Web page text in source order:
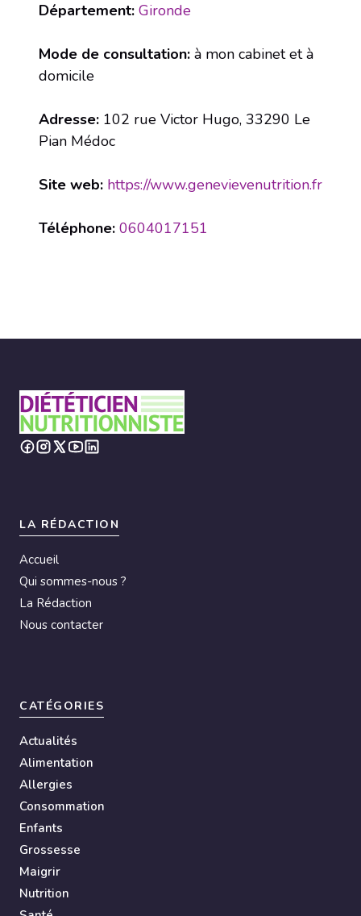
Département: Gironde
Mode de consultation: à mon cabinet et à
domicile
Adresse: 102 rue Victor Hugo, 33290 Le
Pian Médoc
Site web: https://www.genevievenutrition.fr
Téléphone: 0604017151
LA RÉDACTION
Accueil
Qui sommes-nous ?
La Rédaction
Nous contacter
CATÉGORIES
Actualités
Alimentation
Allergies
Consommation
Enfants
Grossesse
Maigrir
Nutrition